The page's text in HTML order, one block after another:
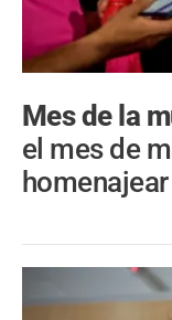
Mes de la
el mes de